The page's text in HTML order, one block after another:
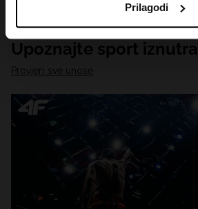
Prilagodi
Upoznajte sport iznutra
Provjeri sve unose